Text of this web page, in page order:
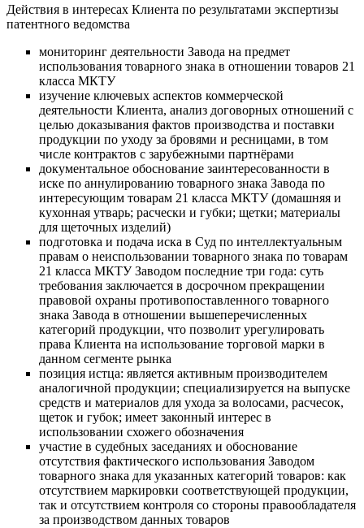
Действия в интересах Клиента по результатами экспертизы
патентного ведомства
мониторинг деятельности Завода на предмет
использования товарного знака в отношении товаров 21
класса МКТУ
изучение ключевых аспектов коммерческой
деятельности Клиента, анализ договорных отношений с
целью доказывания фактов производства и поставки
продукции по уходу за бровями и ресницами, в том
числе контрактов с зарубежными партнёрами
документальное обоснование заинтересованности в
иске по аннулированию товарного знака Завода по
интересующим товарам 21 класса МКТУ (домашняя и
кухонная утварь; расчески и губки; щетки; материалы
для щеточных изделий)
подготовка и подача иска в Суд по интеллектуальным
правам о неиспользовании товарного знака по товарам
21 класса МКТУ Заводом последние три года: суть
требования заключается в досрочном прекращении
правовой охраны противопоставленного товарного
знака Завода в отношении вышеперечисленных
категорий продукции, что позволит урегулировать
права Клиента на использование торговой марки в
данном сегменте рынка
позиция истца: является активным производителем
аналогичной продукции; специализируется на выпуске
средств и материалов для ухода за волосами, расчесок,
щеток и губок; имеет законный интерес в
использовании схожего обозначения
участие в судебных заседаниях и обоснование
отсутствия фактического использования Заводом
товарного знака для указанных категорий товаров: как
отсутствием маркировки соответствующей продукции,
так и отсутствием контроля со стороны правообладателя
за производством данных товаров